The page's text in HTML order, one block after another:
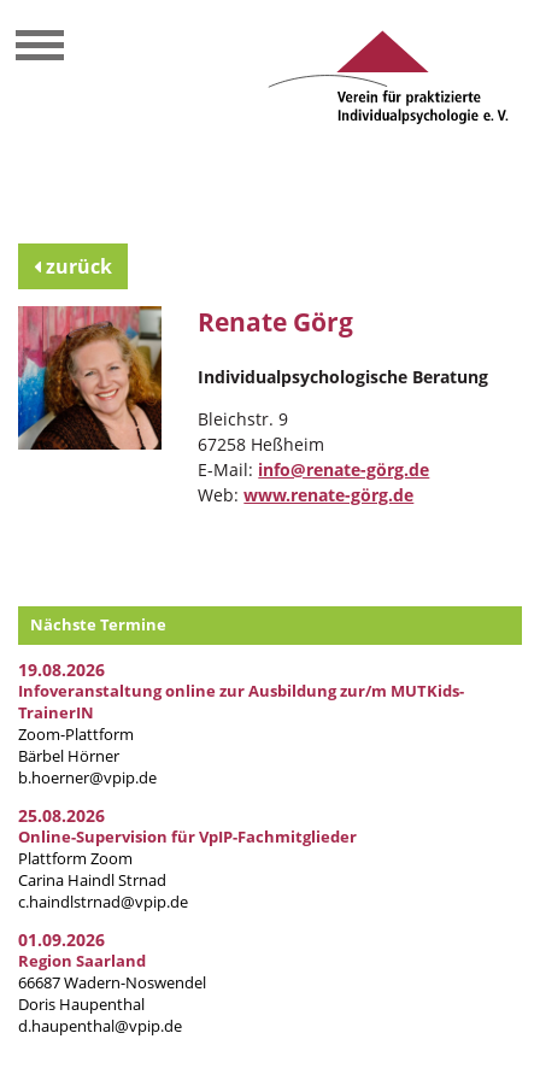
zurück
Renate Görg
Individualpsychologische Beratung
Bleichstr. 9
67258 Heßheim
E-Mail: info@renate-görg.de
Web:www.renate-görg.de
Nächste Termine
19.08.2026
Infoveranstaltung online zur Ausbildung zur/m MUTKids-
TrainerIN
Zoom-Plattform
Bärbel Hörner
b.hoerner@vpip.de
25.08.2026
Online-Supervision für VpIP-Fachmitglieder
Plattform Zoom
Carina Haindl Strnad
c.haindlstrnad@vpip.de
01.09.2026
Region Saarland
66687 Wadern-Noswendel
Doris Haupenthal
d.haupenthal@vpip.de